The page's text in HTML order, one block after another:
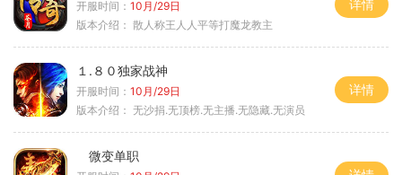
开服时间： 10月/29日
版本介绍： 散人称王人人平等打魔龙教主
详情
１.８０独家战神
开服时间： 10月/29日
版本介绍： 无沙捐.无顶榜.无主播.无隐藏.无演员
详情
微变单职